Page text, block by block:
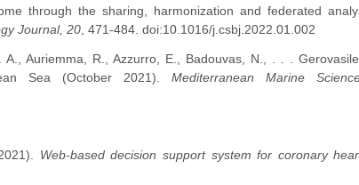
through the sharing, harmonization and federated
Journal, 20 , 471-484. doi:10.1016/j.csbj.2022.01.002
Auriemma, R., Azzurro, E., Badouvas, N., . . .
Sea (October 2021). Mediterranean Marine
Web-based decision support system for coronary